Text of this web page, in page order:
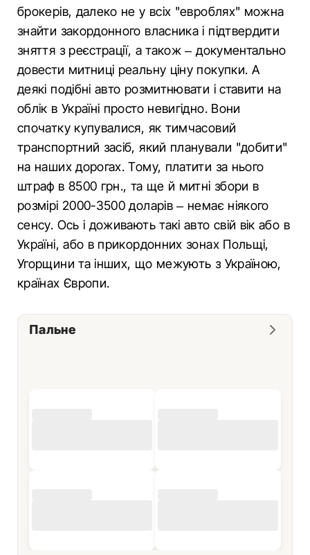
брокерів, далеко не у всіх "евроблях" можна
знайти закордонного власника і підтвердити
зняття з реєстрації, а також – документально
довести митниці реальну ціну покупки. А
деякі подібні авто розмитнювати і ставити на
облік в Україні просто невигідно. Вони
спочатку купувалися, як тимчасовий
транспортний засіб, який планували "добити"
на наших дорогах. Тому, платити за нього
штраф в 8500 грн., та ще й митні збори в
розмірі 2000-3500 доларів – немає ніякого
сенсу. Ось і доживають такі авто свій вік або в
Україні, або в прикордонних зонах Польщі,
Угорщини та інших, що межують з Україною,
країнах Європи.
Пальне